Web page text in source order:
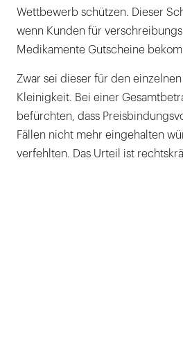
Wettbewerb schützen. Dieser
wenn Kunden für
Medikamente Gutscheine
Zwar sei dieser für den
Kleinigkeit. Bei einer
befürchten, dass
Fällen nicht mehr eingehalten
verfehlten. Das Urteil ist